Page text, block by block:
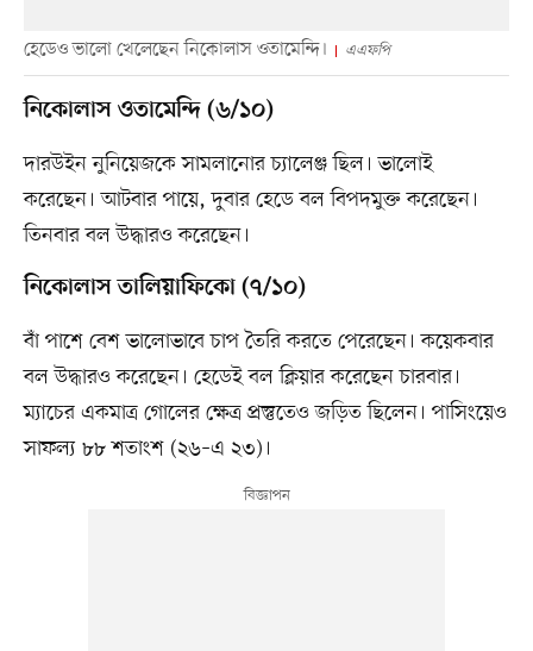
হেডেও ভালো খেলেছেন নিকোলাস ওতামেন্দি। এএফপি
নিকোলাস ওতামেন্দি (৬/১০)
দারউইন নুনিয়েজকে সামলানোর চ্যালেঞ্জ ছিল। ভালোই
করেছেন। আটবার পায়ে, দুবার হেডে বল বিপদমুক্ত করেছেন।
তিনবার বল উদ্ধারও করেছেন।
নিকোলাস তালিয়াফিকো (৭/১০)
বাঁ পাশে বেশ ভালোভাবে চাপ তৈরি করতে পেরেছেন। কয়েকবার
বল উদ্ধারও করেছেন। হেডেই বল ক্লিয়ার করেছেন চারবার।
ম্যাচের একমাত্র গোলের ক্ষেত্র প্রস্তুতেও জড়িত ছিলেন। পাসিংয়েও
সাফল্য ৮৮ শতাংশ (২৬–এ ২৩)।